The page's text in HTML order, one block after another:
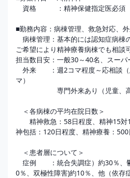
資格　　　：精神保健指定医必須
■勤務内容：病棟管理、救急対応、
病棟管理：基本的には認知症病棟
ご希望により精神療養病棟でも相談
担当数目安：一般30～40名、スーパ
外来　　：週2コマ程度～応相談
マ）
専門外来あり（児童、高
＜各病棟の平均在院日数＞
精神救急：58日程度、精神15対
神包括：120日程度、精神療養：
＜患者層について＞
症例　　：統合失調症）約30％、
0％、双極性障害)約10％、他（依存